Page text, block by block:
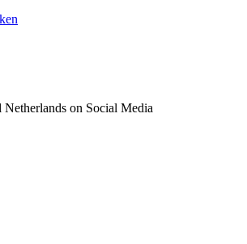
on Social Media